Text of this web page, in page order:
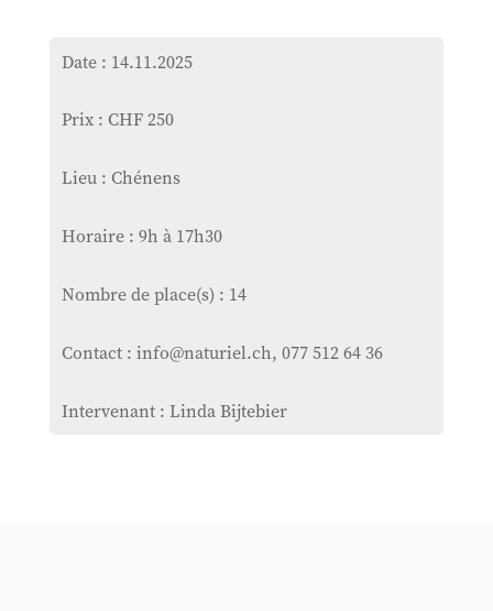
Date : 14.11.2025
Prix : CHF 250
Lieu : Chénens
Horaire : 9h à 17h30
Nombre de place(s) : 14
Contact : info@naturiel.ch, 077 512 64 36
Intervenant : Linda Bijtebier